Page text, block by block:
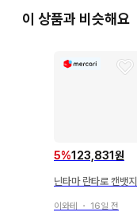
이 상품과 비슷해요
5%123,831원
닌타마 란타로 캔뱃지
이와테 ・ 16일 전